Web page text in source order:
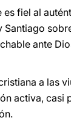
es fiel al
Santiago
ante
a las
activa,